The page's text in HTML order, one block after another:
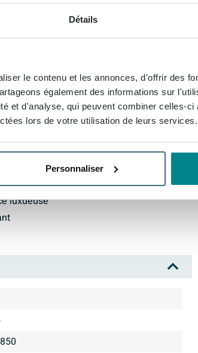
Détails
le contenu et les annonces, d'offrir des
également des informations sur
et d'analyse, qui peuvent combiner celles-
lors de votre utilisation de leurs services.
Personnaliser
chaque salle de bain. La finition
qui s'adapte sans effort à divers
pratique pour gagner de la place,
ajoutent une touche de modernité.
une baignoire qui est non seulement
luxueuse